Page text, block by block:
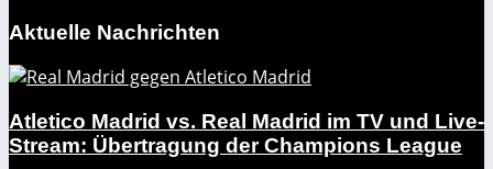
Aktuelle Nachrichten
Atletico Madrid vs. Real Madrid im TV und Live-
Stream: Übertragung der Champions League